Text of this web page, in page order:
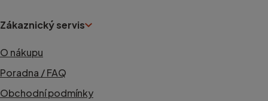
Zákaznický servis
O nákupu
Poradna / FAQ
Obchodní podmínky